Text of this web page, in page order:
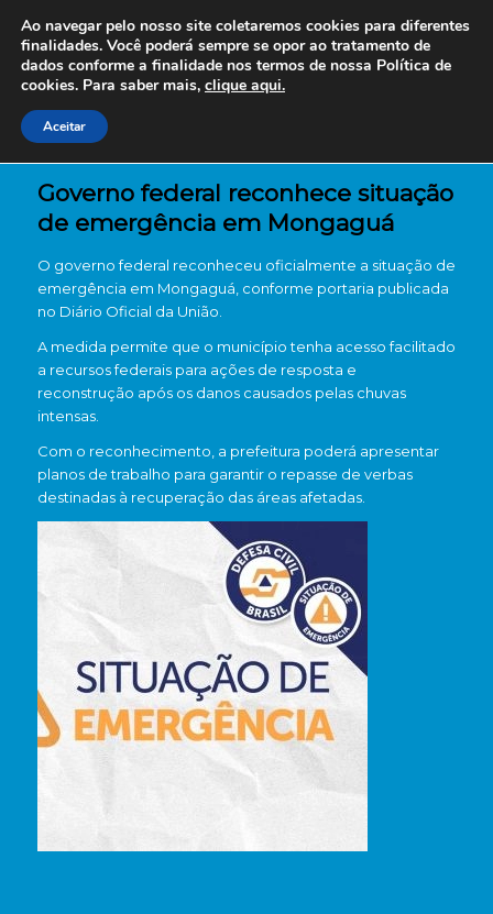
Governo federal reconhece situação
de emergência em Mongaguá
O governo federal reconheceu oficialmente a situação de
emergência em Mongaguá, conforme portaria publicada
no Diário Oficial da União.
A medida permite que o município tenha acesso facilitado
a recursos federais para ações de resposta e
reconstrução após os danos causados pelas chuvas
intensas.
Com o reconhecimento, a prefeitura poderá apresentar
planos de trabalho para garantir o repasse de verbas
destinadas à recuperação das áreas afetadas.
Ao navegar pelo nosso site coletaremos cookies para diferentes
finalidades. Você poderá sempre se opor ao tratamento de
dados conforme a finalidade nos termos de nossa Política de
cookies. Para saber mais, clique aqui.
Aceitar